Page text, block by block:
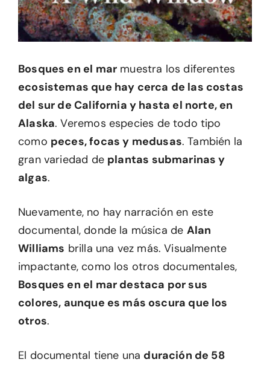
Bosques en el mar muestra los diferentes
ecosistemas que hay cerca de las costas
del sur de California y hasta el norte, en
Alaska. Veremos especies de todo tipo
como peces, focas y medusas. También la
gran variedad de plantas submarinas y
algas.
Nuevamente, no hay narración en este
documental, donde la música de Alan
Williams brilla una vez más. Visualmente
impactante, como los otros documentales,
Bosques en el mar destaca por sus
colores, aunque es más oscura que los
otros.
El documental tiene una duración de 58